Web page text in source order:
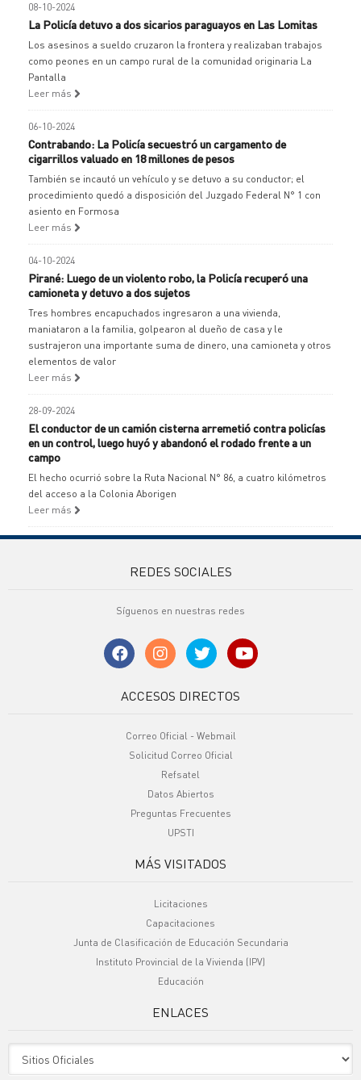
08-10-2024
La Policía detuvo a dos sicarios paraguayos en Las Lomitas
Los asesinos a sueldo cruzaron la frontera y realizaban trabajos
como peones en un campo rural de la comunidad originaria La
Pantalla
Leer más
06-10-2024
Contrabando: La Policía secuestró un cargamento de
cigarrillos valuado en 18 millones de pesos
También se incautó un vehículo y se detuvo a su conductor; el
procedimiento quedó a disposición del Juzgado Federal N° 1 con
asiento en Formosa
Leer más
04-10-2024
Pirané: Luego de un violento robo, la Policía recuperó una
camioneta y detuvo a dos sujetos
Tres hombres encapuchados ingresaron a una vivienda,
maniataron a la familia, golpearon al dueño de casa y le
sustrajeron una importante suma de dinero, una camioneta y otros
elementos de valor
Leer más
28-09-2024
El conductor de un camión cisterna arremetió contra policías
en un control, luego huyó y abandonó el rodado frente a un
campo
El hecho ocurrió sobre la Ruta Nacional N° 86, a cuatro kilómetros
del acceso a la Colonia Aborigen
Leer más
REDES SOCIALES
Síguenos en nuestras redes
ACCESOS DIRECTOS
Correo Oficial - Webmail
Solicitud Correo Oficial
Refsatel
Datos Abiertos
Preguntas Frecuentes
UPSTI
MÁS VISITADOS
Licitaciones
Capacitaciones
Junta de Clasificación de Educación Secundaria
Instituto Provincial de la Vivienda (IPV)
Educación
ENLACES